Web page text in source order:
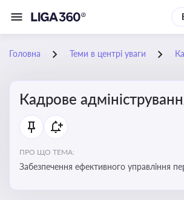
Головна Теми в центрі уваги
Кадрове
ПРО ЩО ТЕМА:
Забезпечення ефективного управління